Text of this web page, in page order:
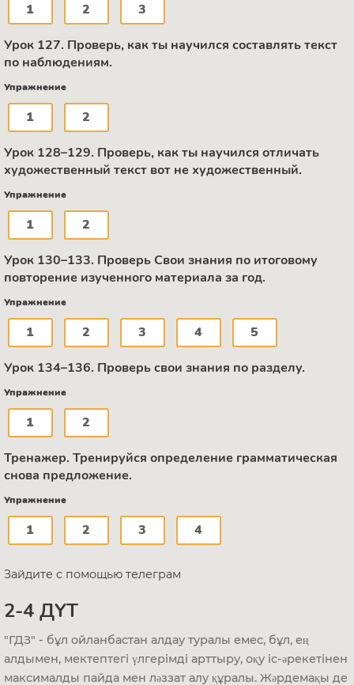
1 2 3
Урок 127. Проверь, как ты научился составлять текст
по наблюдениям.
Упражнение
1 2
Урок 128–129. Проверь, как ты научился отличать
художественный текст вот не художественный.
Упражнение
1 2
Урок 130–133. Проверь Свои знания по итоговому
повторение изученного материала за год.
Упражнение
1 2 3 4 5
Урок 134–136. Проверь свои знания по разделу.
Упражнение
1 2
Тренажер. Тренируйся определение грамматическая
снова предложение.
Упражнение
1 2 3 4
Зайдите с помощью телеграм
2-4 ДҮТ
"ГДЗ" - бұл ойланбастан алдау туралы емес, бұл, ең
алдымен, мектептегі үлгерімді арттыру, оқу іс-әрекетінен
максималды пайда мен ләззат алу құралы. Жәрдемақы де